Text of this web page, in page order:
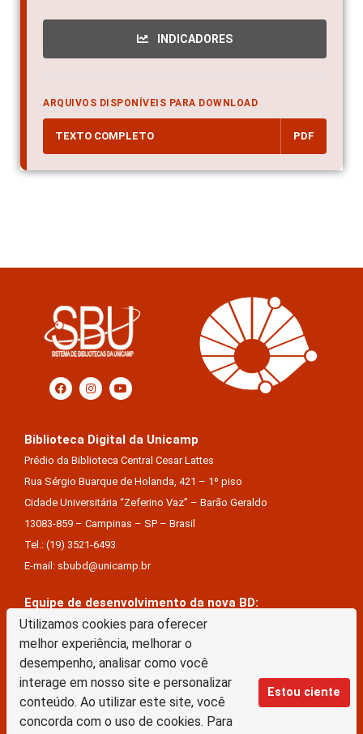
Utilizamos cookies para oferecer
melhor experiência, melhorar o
desempenho, analisar como você
interage em nosso site e personalizar
conteúdo. Ao utilizar este site, você
concorda com o uso de cookies. Para
Estou ciente
INDICADORES
ARQUIVOS DISPONÍVEIS PARA DOWNLOAD
TEXTO COMPLETO PDF
Biblioteca Digital da Unicamp
Prédio da Biblioteca Central Cesar Lattes
Rua Sérgio Buarque de Holanda, 421 – 1º piso
Cidade Universitária “Zeferino Vaz” – Barão Geraldo
13083-859 – Campinas – SP – Brasil
Tel.: (19) 3521-6493
E-mail: sbubd@unicamp.br
Equipe de desenvolvimento da nova BD:
Keite Aparecida Duarte
Márcio Vinícius De Jesus Almeida
Saul Victor De Castro E Silva
A Biblioteca Digital da Unicamp está licenciado com uma Licença Creative Commons –
Atribuição Sem Derivações 4.0 Internacional